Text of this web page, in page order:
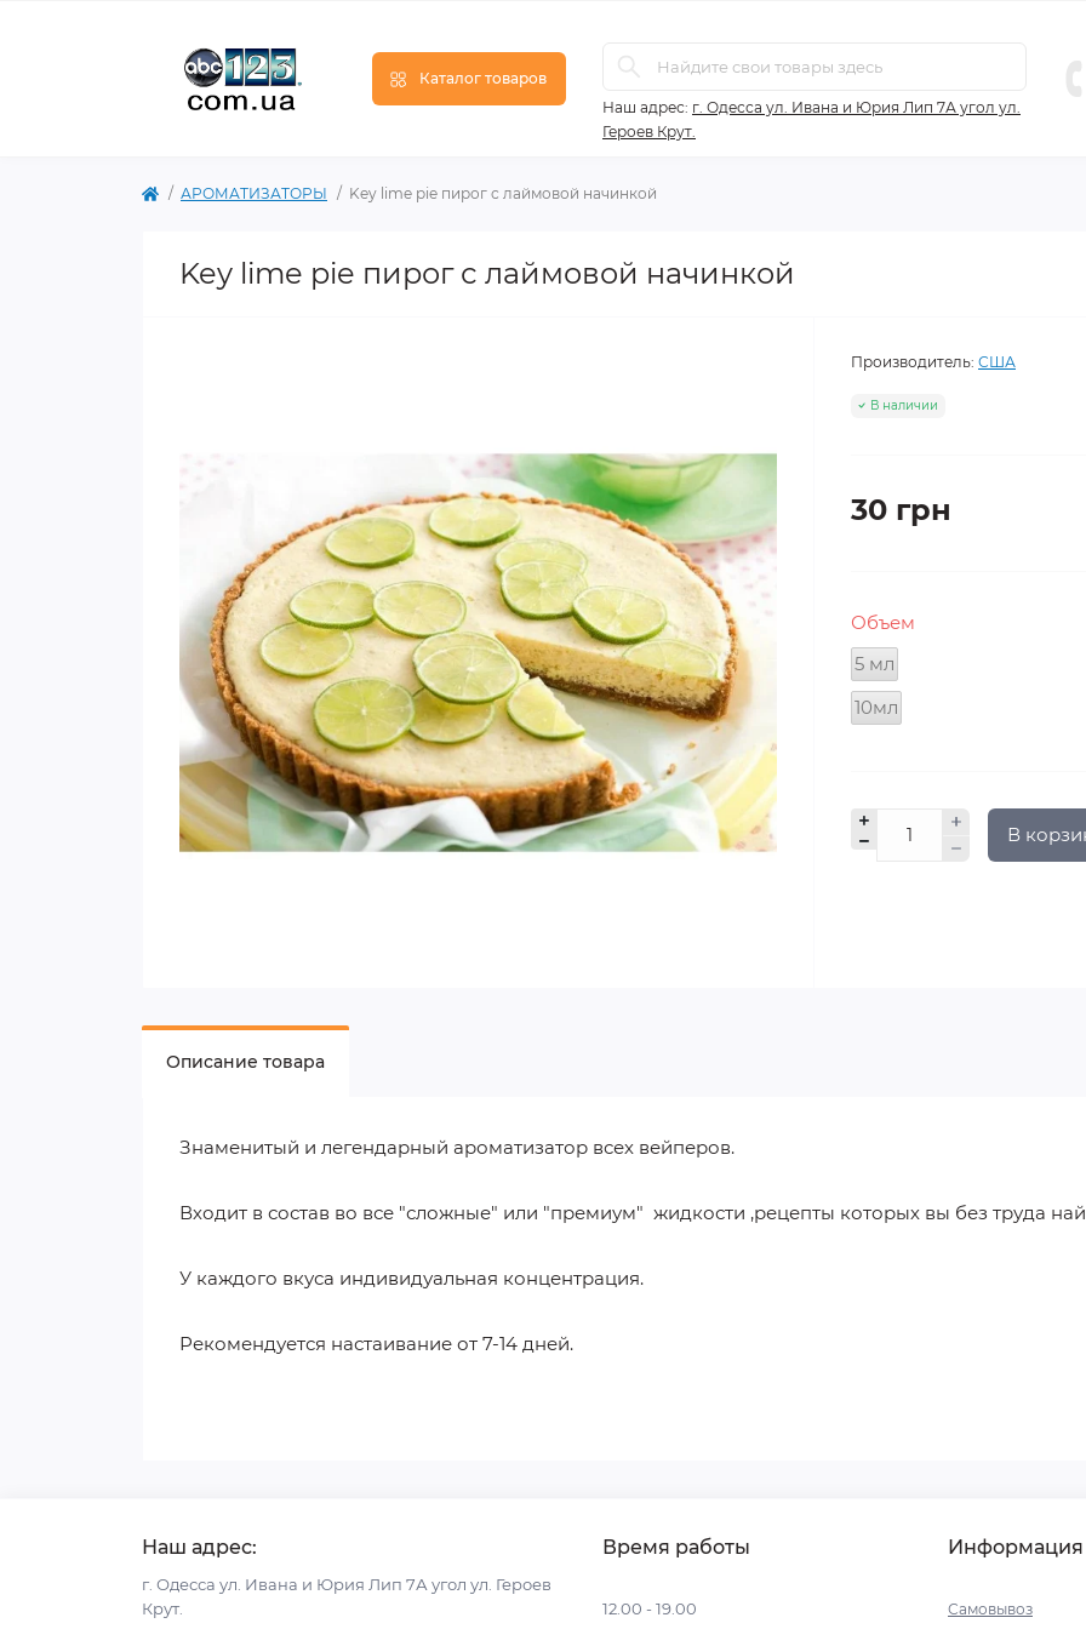
Каталог товаров
Наш адрес: г. Одесса ул. Ивана и Юрия Лип 7А угол ул.
Героев Крут.
АРОМАТИЗАТОРЫ Key lime pie пирог с лаймовой начинкой
Key lime pie пирог с лаймовой начинкой
Производитель: США
В наличии
30 грн
Объем
5 мл
10мл
В
Описание товара
Знаменитый и легендарный ароматизатор всех вейперов.
Входит в состав во все "сложные" или "премиум" жидкости ,рецепты которых вы без труда
У каждого вкуса индивидуальная концентрация.
Рекомендуется настаивание от 7-14 дней.
Наш адрес:
г. Одесса ул. Ивана и Юрия Лип 7А угол ул. Героев
Крут.
Время работы
12.00 - 19.00
Информация
Самовывоз